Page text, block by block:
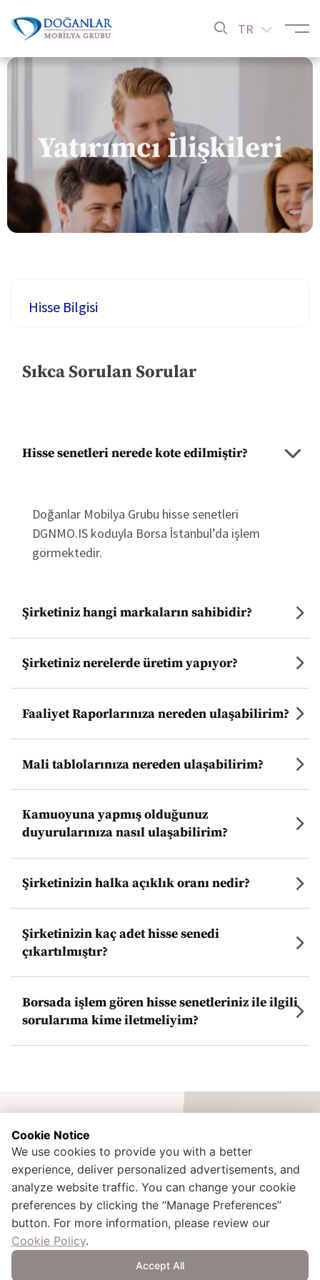
TR
Yatırımcı İlişkileri
Hisse Bilgisi
Kurumsal Yönetim
Sermaye Artırımları
Sıkça Sorulan Sorular
Sıkca Sorulan Sorular
Hisse senetleri nerede kote edilmiştir?
Doğanlar Mobilya Grubu hisse senetleri
DGNMO.IS koduyla Borsa İstanbul’da işlem
görmektedir.
Şirketiniz hangi markaların sahibidir?
Şirketiniz nerelerde üretim yapıyor?
Faaliyet Raporlarınıza nereden ulaşabilirim?
Mali tablolarınıza nereden ulaşabilirim?
Kamuoyuna yapmış olduğunuz
duyurularınıza nasıl ulaşabilirim?
Şirketinizin halka açıklık oranı nedir?
Şirketinizin kaç adet hisse senedi
çıkartılmıştır?
Borsada işlem gören hisse senetleriniz ile ilgili
sorularıma kime iletmeliyim?
İdealtepe Mah. Rıfkı Tongsir Cad. No:107 Küçükyalı / Maltepe /
İstanbul - TÜRKİYE
+90 216 425 00 02
kurumsal.iletisim@doganlarholding.com.tr
Cookie Notice
We use cookies to provide you with a better
experience, deliver personalized advertisements, and
analyze website traffic. You can change your cookie
preferences by clicking the “Manage Preferences”
button. For more information, please review our
Cookie Policy.
Accept All